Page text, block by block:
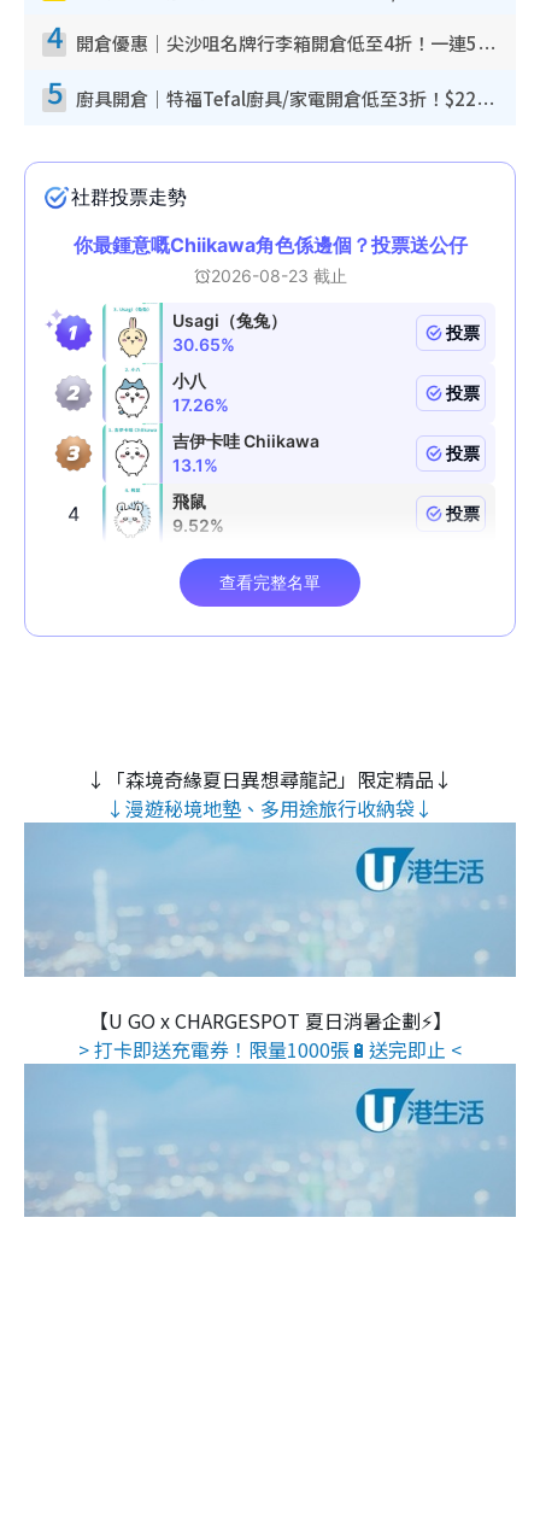
4 開倉優惠｜尖沙咀名牌行李箱開倉低至4折！一連5日 American Tourister/ace./Hallmark $200起！
5 廚具開倉｜特福Tefal廚具/家電開倉低至3折！$220起買平底鍋/炒鑊/湯煲！電飯煲/吸塵機/燙斗$418起
↓「森境奇緣夏日異想尋龍記」限定精品↓
↓漫遊秘境地墊、多用途旅行收納袋↓
【U GO x CHARGESPOT 夏日消暑企劃⚡】
> 打卡即送充電券！限量1000張🔋送完即止 <